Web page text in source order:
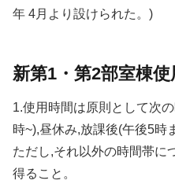
年 4月より設けられた。)
新第1・第2部室棟使
1.使用時間は原則として次
時~),昼休み,放課後(午後5時
ただし,それ以外の時間帯に
得ること。